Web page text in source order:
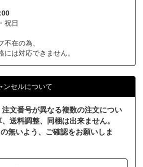
祝日
在の為、
は対応できません。
ンセルについて
注文番号が異なる複数の注文につい
送料調整、同梱は出来ません。
無いよう、ご確認をお願いしま